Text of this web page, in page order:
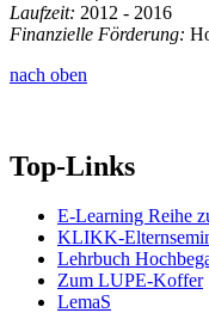
Laufzeit: 2012 - 2016
Finanzielle Förderung:
nach oben
Top-Links
E-Learning Reihe
KLIKK-
Lehrbuch
Zum LUPE-Koffer
LemaS